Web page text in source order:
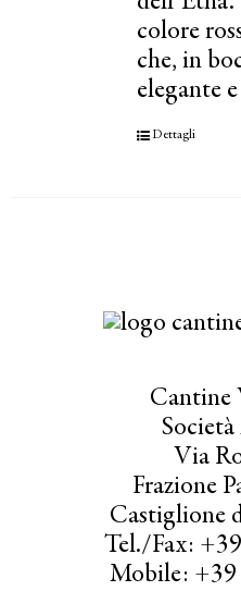
colore
che, in
elegante
Dettagli
Cantine
Via
Frazione
Castiglione
Tel./Fax:
Mobile: +39